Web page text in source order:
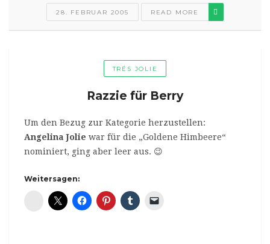
28. FEBRUAR 2005 READ MORE
TRÉS JOLIE
Razzie für Berry
Um den Bezug zur Kategorie herzustellen:
Angelina Jolie war für die „Goldene Himbeere“
nominiert, ging aber leer aus. 😉
Weitersagen:
Diaspora*